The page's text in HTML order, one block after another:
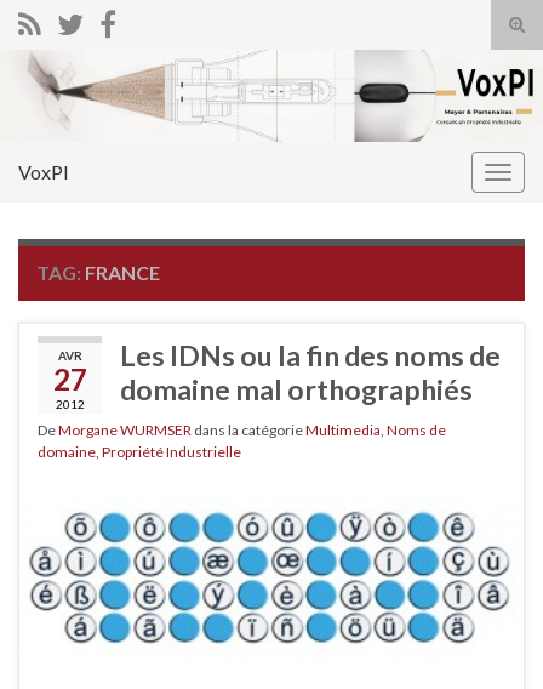
Search for:
VoxPI
TAG: FRANCE
AVR
27
2012
Les IDNs ou la fin des noms de
domaine mal orthographiés
DeMorgane WURMSER dans la catégorieMultimedia Noms de
domaine Propriété Industrielle